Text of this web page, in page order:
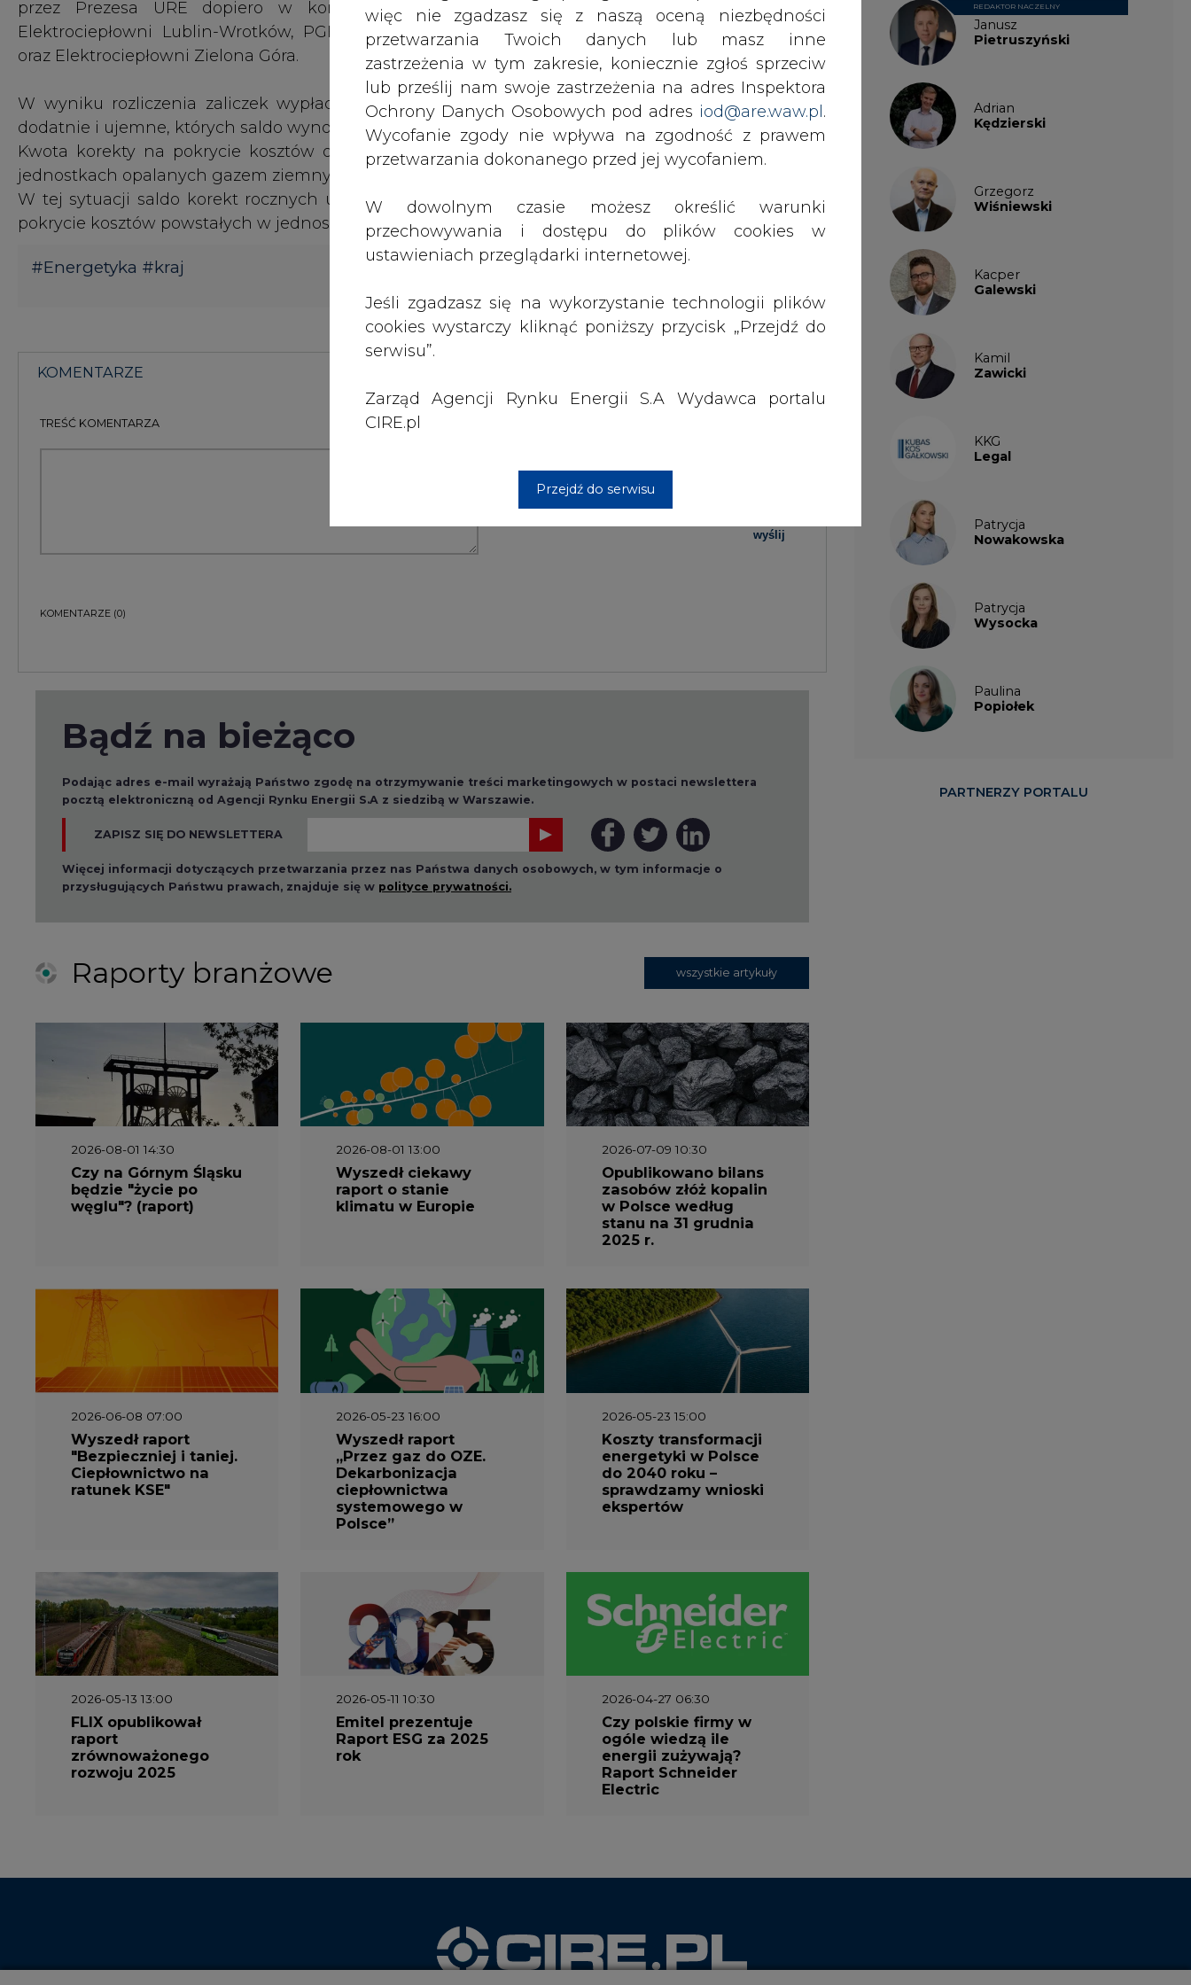
więc nie zgadzasz się z naszą oceną niezbędności
przetwarzania Twoich danych lub masz inne
zastrzeżenia w tym zakresie, koniecznie zgłoś sprzeciw
lub prześlij nam swoje zastrzeżenia na adres Inspektora
Ochrony Danych Osobowych pod adres iod@are.waw.pl .
Wycofanie zgody nie wpływa na zgodność z prawem
przetwarzania dokonanego przed jej wycofaniem.
W dowolnym czasie możesz określić warunki
przechowywania i dostępu do plików cookies w
ustawieniach przeglądarki internetowej.
Jeśli zgadzasz się na wykorzystanie technologii plików
cookies wystarczy kliknąć poniższy przycisk „Przejdź do
serwisu”.
Zarząd Agencji Rynku Energii S.A Wydawca portalu
CIRE.pl
Przejdź do serwisu
przez Prezesa URE dopiero w korekcie rocznej dla: PGE Elektrociepłowni Rzeszów, PGE
Elektrociepłowni Lublin-Wrotków, PGE Elektrociepłowni Gorzów, Elektrociepłowni Nowa Sarzyna
oraz Elektrociepłowni Zielona Góra.
W wyniku rozliczenia zaliczek wypłaconych na pokrycie kosztów osieroconych ustalono korekty
dodatnie i ujemne, których saldo wynosi (-) 434 966,0 tys. zł.
Kwota korekty na pokrycie kosztów odebranego i nieodebranego gazu ziemnego powstałego w
jednostkach opalanych gazem ziemnym za 2008 r. wynosi (+) 122 676,0 tys. zł.
W tej sytuacji saldo korekt rocznych ustalonych dla kosztów osieroconych i korekt ustalonych na
pokrycie kosztów powstałych w jednostkach opalanych gazem ziemnym wynosi (-)312 289,9 tys. zł.
#Energetyka #kraj
Artykuł powstał bez wsparcia narzędzi sztucznej
KOMENTARZE
TREŚĆ KOMENTARZA
Przesłanie komentarza oznacza akceptację zasad korzystania
z portalu cire.pl
wyślij
KOMENTARZE (0)
Bądź na bieżąco
Podając adres e-mail wyrażają Państwo zgodę na otrzymywanie treści marketingowych w postaci newslettera
pocztą elektroniczną od Agencji Rynku Energii S.A z siedzibą w Warszawie.
ZAPISZ SIĘ DO NEWSLETTERA
Więcej informacji dotyczących przetwarzania przez nas Państwa danych osobowych, w tym informacje o
przysługujących Państwu prawach, znajduje się w polityce prywatności.
Raporty branżowe wszystkie artykuły
2026-08-01 14:30
Czy na Górnym Śląsku
będzie "życie po
węglu"? (raport)
2026-08-01 13:00
Wyszedł ciekawy
raport o stanie
klimatu w Europie
2026-07-09 10:30
Opublikowano bilans
zasobów złóż kopalin
w Polsce według
stanu na 31 grudnia
2025 r.
2026-06-08 07:00
Wyszedł raport
"Bezpieczniej i taniej.
Ciepłownictwo na
ratunek KSE"
2026-05-23 16:00
Wyszedł raport
„Przez gaz do OZE.
Dekarbonizacja
ciepłownictwa
systemowego w
Polsce”
2026-05-23 15:00
Koszty transformacji
energetyki w Polsce
do 2040 roku –
sprawdzamy wnioski
ekspertów
2026-05-13 13:00
FLIX opublikował
raport
zrównoważonego
rozwoju 2025
2026-05-11 10:30
Emitel prezentuje
Raport ESG za 2025
rok
2026-04-27 06:30
Czy polskie firmy w
ogóle wiedzą ile
energii zużywają?
Raport Schneider
Electric
Janusz
Pietruszyński
REDAKTOR NACZELNY
Adrian
Kędzierski
Grzegorz
Wiśniewski
Kacper
Galewski
Kamil
Zawicki
KKG
Legal
Patrycja
Nowakowska
Patrycja
Wysocka
Paulina
Popiołek
PARTNERZY PORTALU